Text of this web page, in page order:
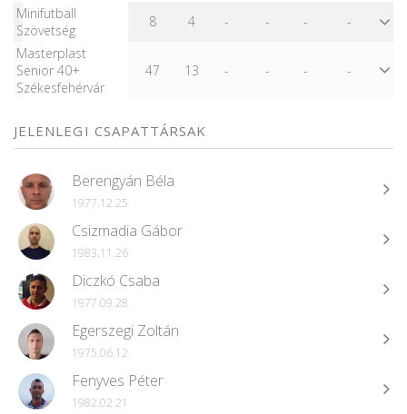
Minifutball
Szövetség
8 4 - - -
-
Masterplast
Senior 40+
Székesfehérvár
47 13 - - - -
JELENLEGI CSAPATTÁRSAK
Berengyán Béla
1977.12.25
Csizmadia Gábor
1983.11.26
Diczkó Csaba
1977.09.28
Egerszegi Zoltán
1975.06.12
Fenyves Péter
1982.02.21